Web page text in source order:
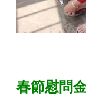
春節慰問